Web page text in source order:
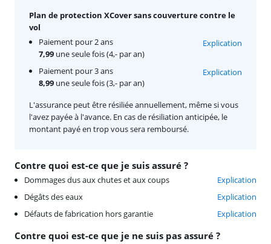
Contre quoi est-ce que je suis assuré ?
Dommages dus aux chutes et aux coups
Explication
Dégâts des eaux
Explication
Défauts de fabrication hors garantie
Explication
Contre quoi est-ce que je ne suis pas assuré ?
Plan de protection XCover sans couverture contre le
vol
Paiement pour 2 ans
7,99 une seule fois (4,- par an)
Explication
Paiement pour 3 ans
8,99 une seule fois (3,- par an)
Explication
L'assurance peut être résiliée annuellement, même si vous
l'avez payée à l'avance. En cas de résiliation anticipée, le
montant payé en trop vous sera remboursé.